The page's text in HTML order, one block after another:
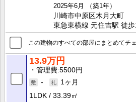
2025年6月
（築1年）
川崎市中原区木月大町
東急東横線 元住吉駅 徒
この建物のすべての部屋にまとめてチ
13.9万円
管理費 5500円
-
1ヶ月
1LDK
33.39㎡